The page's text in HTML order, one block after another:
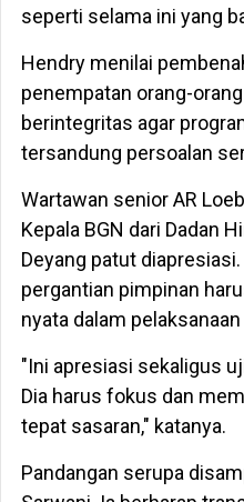
seperti selama ini yang
Hendry menilai
penempatan orang-
berintegritas agar
tersandung persoalan
Wartawan senior AR
Kepala BGN dari Dadan
Deyang patut
pergantian pimpinan
nyata dalam
"Ini apresiasi sekaligus
Dia harus fokus dan
tepat sasaran," katanya.
Pandangan serupa